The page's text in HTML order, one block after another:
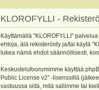
KLOROFYLLI -
Käyttämällä "KLOROFYLLI"
ehtoja, älä rekisteröidy ja/tai käytä
lukea nämä ehdot säännöllisesti,
Keskustelufoorumimme käyttää
Public License v2" -lisenssillä
vastuussa siitä, mitä sallimme tai